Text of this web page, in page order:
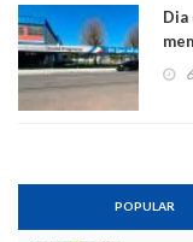
Dia
POPULAR